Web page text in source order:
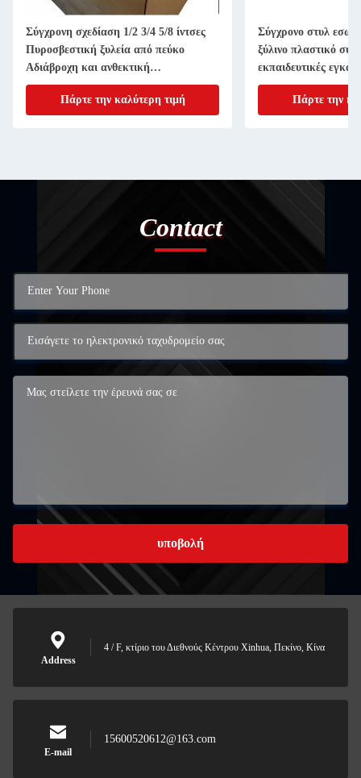
Σύγχρονη σχεδίαση 1/2 3/4 5/8 ίντσες
Πυροσβεστική ξυλεία από πεύκο
Αδιάβροχη και ανθεκτική
Κατασκευασμένη στην πόλη Linyi
Πάρτε την καλύτερη τιμή
Σύγχρονο στυλ
ξύλινο πλαστικό
εκπαιδευτικές
Πάρτε την
Contact
υποβολή
Address
4 / F, κτίριο του Διεθνούς Κέντρου Xinhua, Πεκίνο, Κίνα
E-mail
15600520612@163.com